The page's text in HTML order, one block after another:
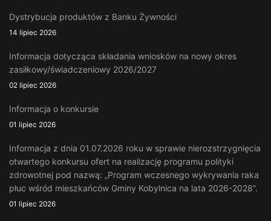
Dystrybucja produktów z Banku Żywności
14 lipiec 2026
Informacja dotycząca składania wniosków na nowy okres
zasiłkowy/świadczeniowy 2026/2027
02 lipiec 2026
Informacja o konkursie
01 lipiec 2026
Informacja z dnia 01.07.2026 roku w sprawie nierozstrzygnięcia
otwartego konkursu ofert na realizację programu polityki
zdrowotnej pod nazwą: „Program wczesnego wykrywania raka
płuc wśród mieszkańców Gminy Kobylnica na lata 2026-2028”.
01 lipiec 2026